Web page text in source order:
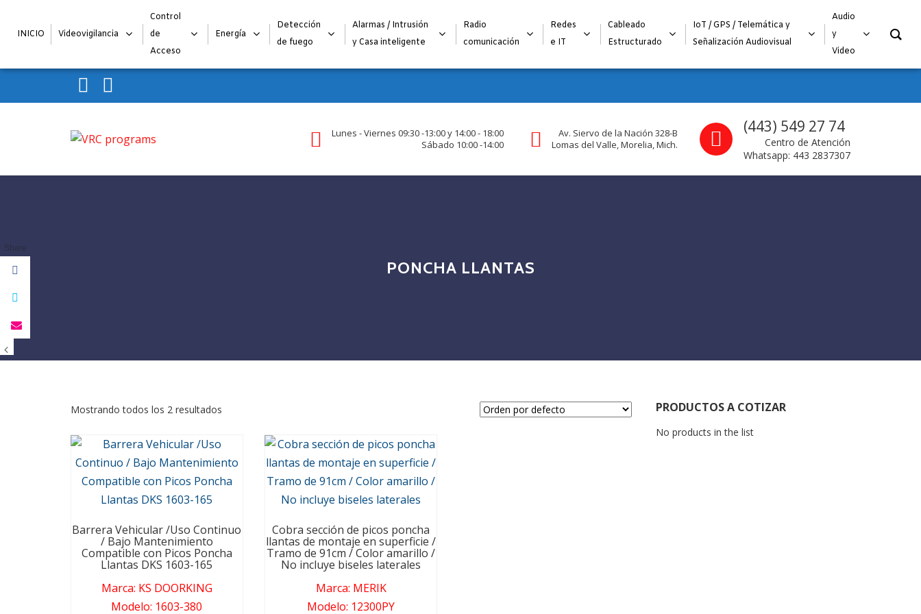
INICIO Videovigilancia
Control
de
Acceso
Energía
Detección
de fuego
Alarmas / Intrusión
y Casa inteligente
Radio
comunicación
Redes
e IT
Cableado
Estructurado
IoT / GPS / Telemática y
Señalización Audiovisual
Audio
y
Video
Skip to navigation
Call us
(443) 549 27 74
Centro de Atención
Whatsapp: 443 2837307
Av. Siervo de la Nación 328-B
Lomas del Valle, Morelia, Mich.
Lunes - Viernes 09:30 -13:00 y 14:00 - 18:00
Sábado 10:00 -14:00
PONCHA LLANTAS
Mostrando todos los 2 resultados
Barrera Vehicular /Uso Continuo
/ Bajo Mantenimiento
Compatible con Picos Poncha
Llantas DKS 1603-165
Marca: KS DOORKING
Modelo: 1603-380
Cobra sección de picos poncha
llantas de montaje en superficie /
Tramo de 91cm / Color amarillo /
No incluye biseles laterales
Marca: MERIK
Modelo: 12300PY
PRODUCTOS A COTIZAR
No products in the list
Share